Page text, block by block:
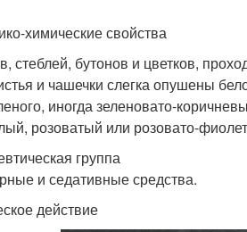
химические свойства
стеблей, бутонов и цветков,
и чашечки слегка опушены
иногда зеленовато-
розоватый или розовато-
группа
и седативные средства.
действие